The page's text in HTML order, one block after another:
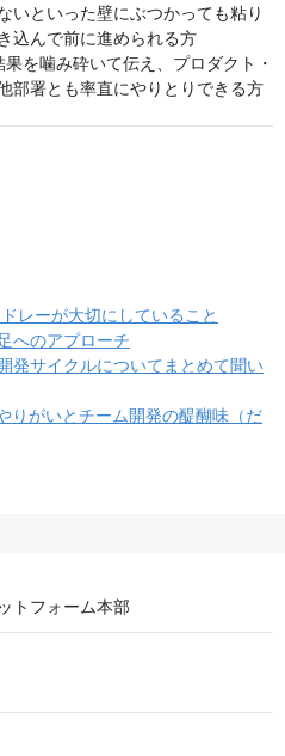
いといった壁にぶつかっても粘り
込んで前に進められる方
を噛み砕いて伝え、プロダクト・
部署とも率直にやりとりできる方
レーが大切にしていること
へのアプローチ
発サイクルについてまとめて聞い
りがいとチーム開発の醍醐味（だ
トフォーム本部